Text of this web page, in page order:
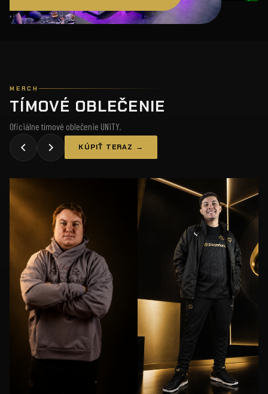
MERCH
TÍMOVÉ OBLEČENIE
Oficiálne tímové oblečenie UNiTY.
KÚPIŤ TERAZ →